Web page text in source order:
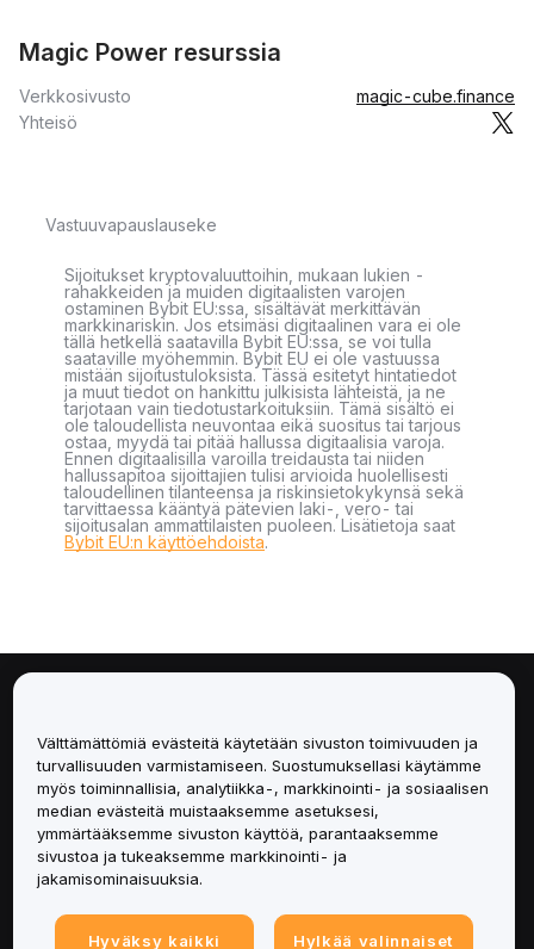
Magic Power resurssia
Verkkosivusto
magic-cube.finance
Yhteisö
Vastuuvapauslauseke
Sijoitukset kryptovaluuttoihin, mukaan lukien -
rahakkeiden ja muiden digitaalisten varojen
ostaminen Bybit EU:ssa, sisältävät merkittävän
markkinariskin. Jos etsimäsi digitaalinen vara ei ole
tällä hetkellä saatavilla Bybit EU:ssa, se voi tulla
saataville myöhemmin. Bybit EU ei ole vastuussa
mistään sijoitustuloksista. Tässä esitetyt hintatiedot
ja muut tiedot on hankittu julkisista lähteistä, ja ne
tarjotaan vain tiedotustarkoituksiin. Tämä sisältö ei
ole taloudellista neuvontaa eikä suositus tai tarjous
ostaa, myydä tai pitää hallussa digitaalisia varoja.
Ennen digitaalisilla varoilla treidausta tai niiden
hallussapitoa sijoittajien tulisi arvioida huolellisesti
taloudellinen tilanteensa ja riskinsietokykynsä sekä
tarvittaessa kääntyä pätevien laki-, vero- tai
sijoitusalan ammattilaisten puoleen. Lisätietoja saat
Bybit EU:n käyttöehdoista.
Palvelut
Tuki
Tuotteet
Lakiasiat
Välttämättömiä evästeitä käytetään sivuston toimivuuden ja
turvallisuuden varmistamiseen. Suostumuksellasi käytämme
myös toiminnallisia, analytiikka-, markkinointi- ja sosiaalisen
median evästeitä muistaaksemme asetuksesi,
ymmärtääksemme sivuston käyttöä, parantaaksemme
sivustoa ja tukeaksemme markkinointi- ja
jakamisominaisuuksia.
Hyväksy kaikki Hylkää valinnaiset